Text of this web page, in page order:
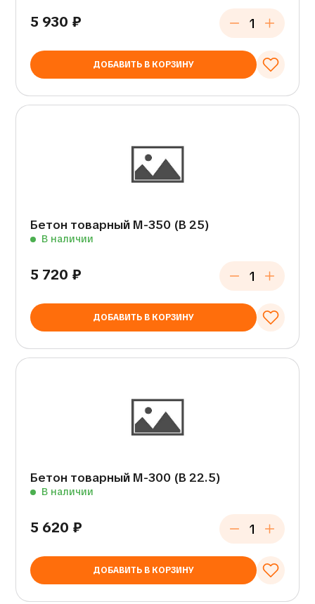
5 930 ₽
ДОБАВИТЬ В КОРЗИНУ
Бетон товарный М-350 (В 25)
В наличии
5 720 ₽
ДОБАВИТЬ В КОРЗИНУ
Бетон товарный М-300 (В 22.5)
В наличии
5 620 ₽
ДОБАВИТЬ В КОРЗИНУ